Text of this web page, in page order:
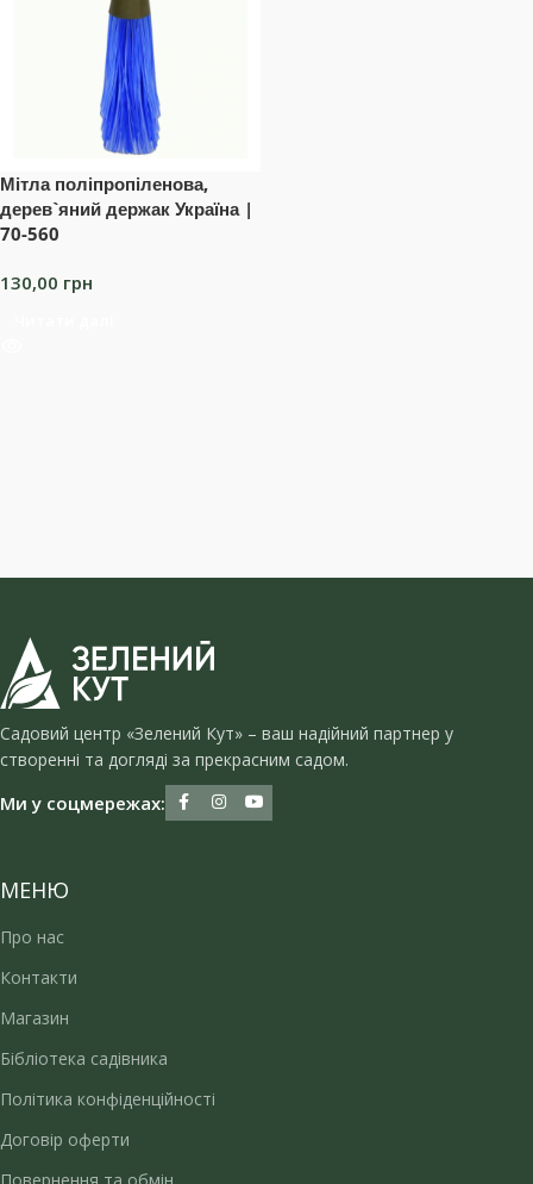
Мітла поліпропіленова,
дерев`яний держак Україна |
70-560
130,00 грн
Садовий центр «Зелений Кут» – ваш надійний партнер у
створенні та догляді за прекрасним садом.
Ми у соцмережах:
МЕНЮ
Про нас
Контакти
Магазин
Бібліотека садівника
Політика конфіденційності
Договір оферти
Повернення та обмін